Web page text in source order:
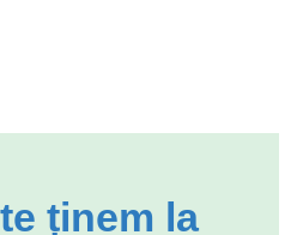
ținem la